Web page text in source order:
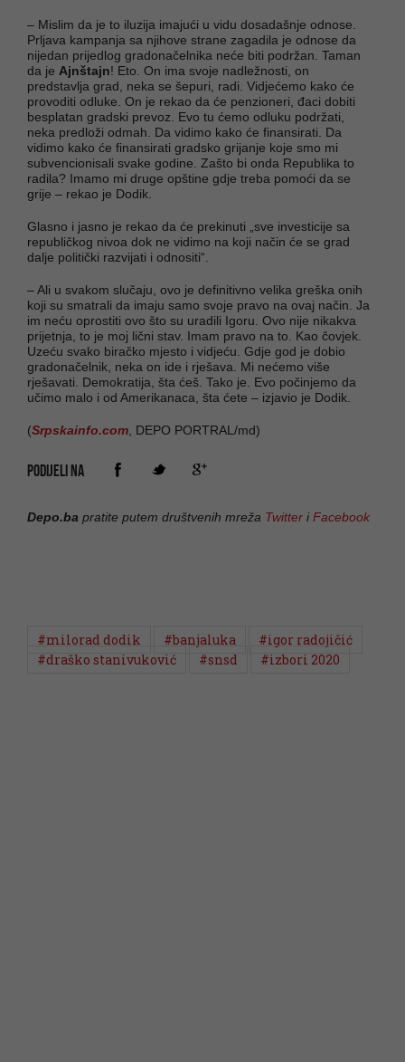
– Mislim da je to iluzija imajući u vidu dosadašnje odnose.
Prljava kampanja sa njihove strane zagadila je odnose da
nijedan prijedlog gradonačelnika neće biti podržan. Taman
da je Ajnštajn! Eto. On ima svoje nadležnosti, on
predstavlja grad, neka se šepuri, radi. Vidjećemo kako će
provoditi odluke. On je rekao da će penzioneri, đaci dobiti
besplatan gradski prevoz. Evo tu ćemo odluku podržati,
neka predloži odmah. Da vidimo kako će finansirati. Da
vidimo kako će finansirati gradsko grijanje koje smo mi
subvencionisali svake godine. Zašto bi onda Republika to
radila? Imamo mi druge opštine gdje treba pomoći da se
grije – rekao je Dodik.
Glasno i jasno je rekao da će prekinuti „sve investicije sa
republičkog nivoa dok ne vidimo na koji način će se grad
dalje politički razvijati i odnositi“.
– Ali u svakom slučaju, ovo je definitivno velika greška onih
koji su smatrali da imaju samo svoje pravo na ovaj način. Ja
im neću oprostiti ovo što su uradili Igoru. Ovo nije nikakva
prijetnja, to je moj lični stav. Imam pravo na to. Kao čovjek.
Uzeću svako biračko mjesto i vidjeću. Gdje god je dobio
gradonačelnik, neka on ide i rješava. Mi nećemo više
rješavati. Demokratija, šta ćeš. Tako je. Evo počinjemo da
učimo malo i od Amerikanaca, šta ćete – izjavio je Dodik.
(Srpskainfo.com , DEPO PORTRAL/md)
PODIJELI NA
Depo.ba pratite putem društvenih mreža Twitter iFacebook
#milorad dodik #banjaluka
#igor radojičić
#draško stanivuković
#snsd #izbori 2020